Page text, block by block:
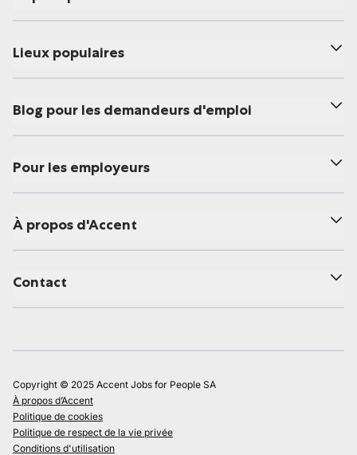
Lieux populaires
Blog pour les demandeurs d'emploi
Pour les employeurs
À propos d'Accent
Contact
Copyright © 2025 Accent Jobs for People SA
À propos d’Accent
Politique de cookies
Politique de respect de la vie privée
Conditions d'utilisation